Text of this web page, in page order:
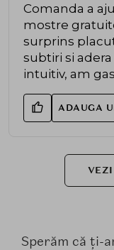
Comanda a
mostre
surprins
subtiri si
intuitiv, am
ADAUGA
Sperăm că ți-